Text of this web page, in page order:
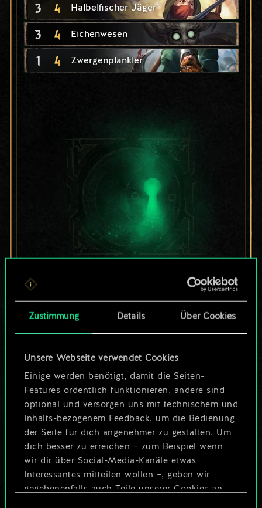
Zustimmung Details Über Cookies
Unsere Webseite verwendet Cookies
Einige werden benötigt, damit die Seiten-
Features ordentlich funktionieren, andere sind
optional und versorgen uns mit technischem und
Inhalts-bezogenem Feedback, um die Bedienung
der Seite für dich angenehmer zu gestalten. Um
dich besser zu erreichen – zum Beispiel wenn
wir dir über Social-Media-Kanäle etwas
Interessantes mitteilen wollen –, geben wir
gegebenenfalls auch Teile unserer Cookies an
3 4 Halbelfischer Jäger
3 4 Eichenwesen
1 4 Zwergenplänkler
Bis jetzt ist dies nur
ein geteilter Satz
Wo es doch so viel
mehr sein kann!
Deck benennen und Leitfaden
Deck bearbeiten